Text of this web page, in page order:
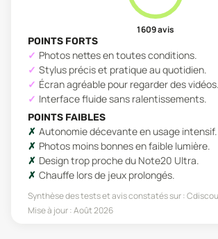
1 609avis
POINTS FORTS
Photos nettes en toutes conditions.
Stylus précis et pratique au quotidien.
Écran agréable pour regarder des vidéos.
Interface fluide sans ralentissements.
POINTS FAIBLES
Autonomie décevante en usage intensif.
Photos moins bonnes en faible lumière.
Design trop proche du Note20 Ultra.
Chauffe lors de jeux prolongés.
Synthèse des tests et avis constatés sur :
Mise à jour :Août 2026